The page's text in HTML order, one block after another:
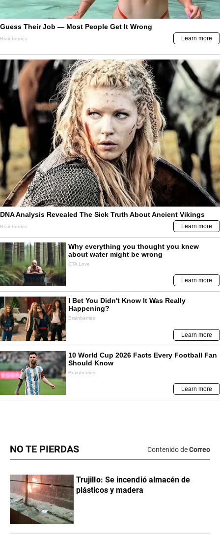
NO TE PIERDAS Contenido deCorreo
Trujillo: Se incendió almacén de
plásticos y madera